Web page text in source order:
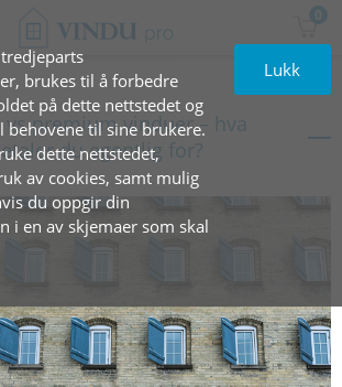
brukes til å forbedre
på dette nettstedet og
behovene til sine brukere.
dette nettstedet,
av cookies, samt mulig
du oppgir din
i en av skjemaer som skal
Lukk
0
premium vinduer – hva
du egentlig for?